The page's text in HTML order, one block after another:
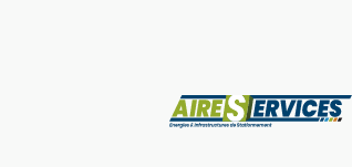
Fabricante